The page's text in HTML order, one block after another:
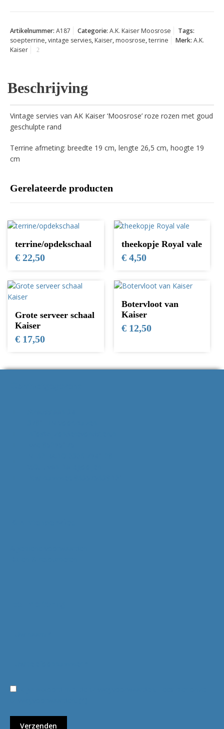
Artikelnummer: A187 Categorie: A.K. Kaiser Moosrose
Tags:
soepterrine,vintage servies, Kaiser, moosrose,terrine Merk: A.K.
Kaiser
Beschrijving
Vintage servies van AK Kaiser ‘Moosrose’ roze rozen met goud
geschulpte rand
Terrine afmeting: breedte 19 cm, lengte 26,5 cm, hoogte 19
cm
Gerelateerde producten
terrine/opdekschaal
€ 22,50
theekopje Royal vale
€4,50
Grote serveer schaal
Kaiser
€ 17,50
Botervloot van
Kaiser
€12,50